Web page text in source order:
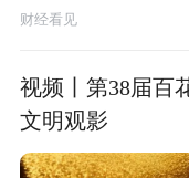
财经看见
视频丨第38届百
文明观影